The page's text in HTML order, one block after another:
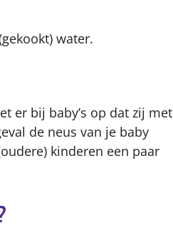
water.
er bij baby’s op dat zij met
de neus van je baby
kinderen een paar